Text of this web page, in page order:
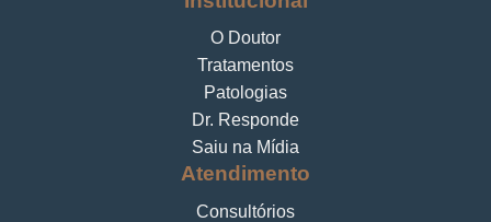
O Doutor
Tratamentos
Patologias
Dr. Responde
Saiu na Mídia
Atendimento
Consultórios